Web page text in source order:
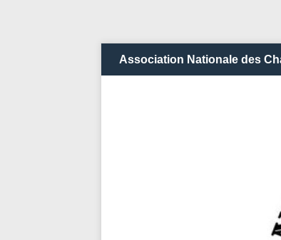
Association Nationale des